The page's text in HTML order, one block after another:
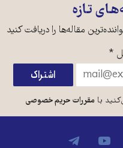
تازه
مقاله‌ها را دریافت کنید
*
بامقررات حریم خصوصی